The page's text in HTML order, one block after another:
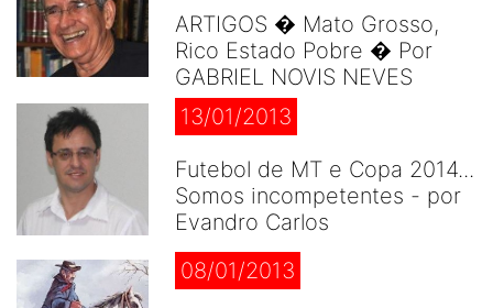
ARTIGOS � Mato Grosso,
Rico Estado Pobre � Por
GABRIEL NOVIS NEVES
13/01/2013
Futebol de MT e Copa 2014...
Somos incompetentes - por
Evandro Carlos
08/01/2013